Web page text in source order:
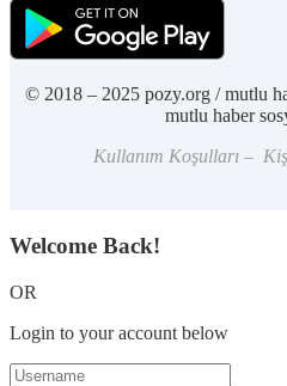
© 2018 – 2025 pozy.org / mutlu
mutlu haber
Kullanım Koşulları –
Welcome Back!
OR
Login to your account below